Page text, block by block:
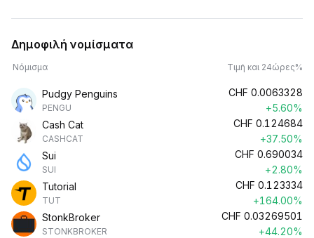
Δημοφιλή νομίσματα
Νόμισμα Τιμή και 24ώρες%
Pudgy Penguins
PENGU
CHF 0.0063328
+5.60%
Cash Cat
CASHCAT
CHF 0.124684
+37.50%
Sui
SUI
CHF 0.690034
+2.80%
Tutorial
TUT
CHF 0.123334
+164.00%
StonkBroker
STONKBROKER
CHF 0.03269501
+44.20%